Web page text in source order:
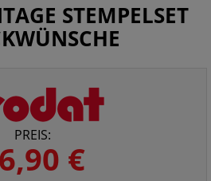
STEMPELSET
PREIS:
€